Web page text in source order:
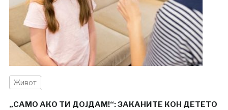
Живот
„САМО АКО ТИ ДОЈДАМ!“: ЗАКАНИТЕ КОН ДЕТЕТО